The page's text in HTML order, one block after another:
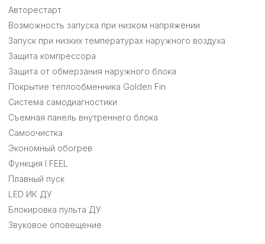
Авторестарт
Возможность запуска при низком напряжении
Запуск при низких температурах наружного воздуха
Защита компрессора
Защита от обмерзания наружного блока
Покрытие теплообменника Golden Fin
Система самодиагностики
Съемная панель внутреннего блока
Самоочистка
Экономный обогрев
Функция I FEEL
Плавный пуск
LED ИК ДУ
Блокировка пульта ДУ
Звуковое оповещение